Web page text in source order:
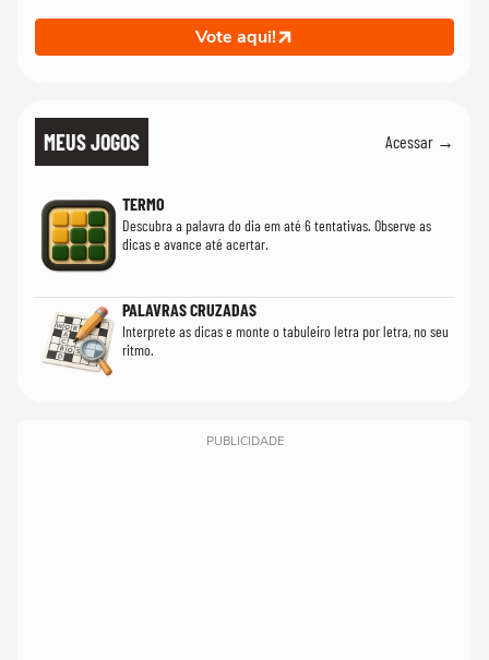
Vote aqui!
MEUS JOGOS Acessar →
TERMO
Descubra a palavra do dia em até 6 tentativas. Observe as
dicas e avance até acertar.
PALAVRAS CRUZADAS
Interprete as dicas e monte o tabuleiro letra por letra, no seu
ritmo.
PUBLICIDADE